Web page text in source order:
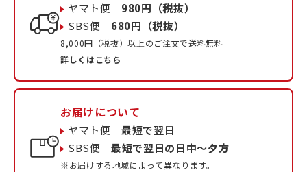
ヤマト便 980円（税抜）
SBS便 680円（税抜）
8,000円（税抜）以上のご注文で送料無料
詳しくはこちら
お届けについて
ヤマト便最短で翌日
SBS便最短で翌日の日中〜夕方
※お届けする地域によって異なります。